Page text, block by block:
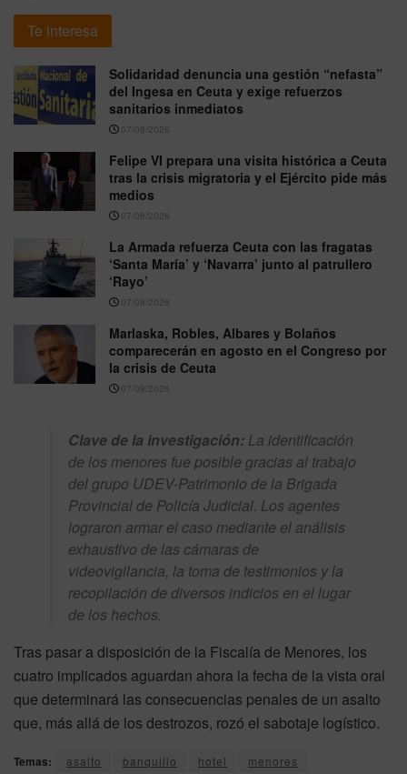
Te interesa
Solidaridad denuncia una gestión “nefasta”
del Ingesa en Ceuta y exige refuerzos
sanitarios inmediatos
07/08/2026
Felipe VI prepara una visita histórica a Ceuta
tras la crisis migratoria y el Ejército pide más
medios
07/08/2026
La Armada refuerza Ceuta con las fragatas
‘Santa María’ y ‘Navarra’ junto al patrullero
‘Rayo’
07/08/2026
Marlaska, Robles, Albares y Bolaños
comparecerán en agosto en el Congreso por
la crisis de Ceuta
07/08/2026
Clave de la investigación: La identificación
de los menores fue posible gracias al trabajo
del grupo UDEV-Patrimonio de la Brigada
Provincial de Policía Judicial. Los agentes
lograron armar el caso mediante el análisis
exhaustivo de las cámaras de
videovigilancia, la toma de testimonios y la
recopilación de diversos indicios en el lugar
de los hechos.
Tras pasar a disposición de la Fiscalía de Menores, los
cuatro implicados aguardan ahora la fecha de la vista oral
que determinará las consecuencias penales de un asalto
que, más allá de los destrozos, rozó el sabotaje logístico.
Temas: asalto banquillo hotel menores